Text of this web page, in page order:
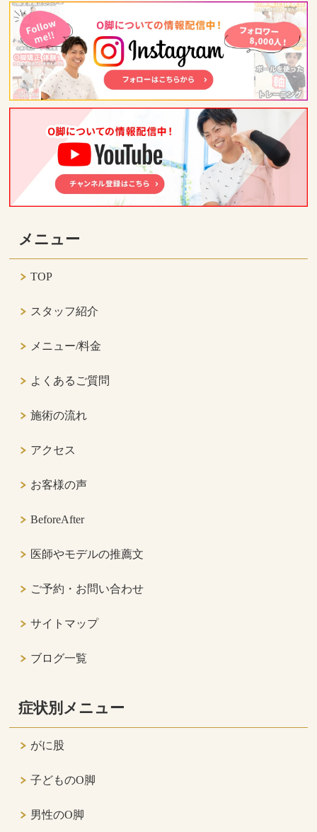
メニュー
TOP
スタッフ紹介
メニュー/料金
よくあるご質問
施術の流れ
アクセス
お客様の声
BeforeAfter
医師やモデルの推薦文
ご予約・お問い合わせ
サイトマップ
ブログ一覧
症状別メニュー
がに股
子どものO脚
男性のO脚